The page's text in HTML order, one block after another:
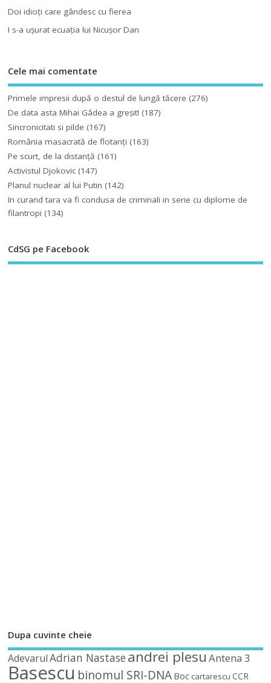
Doi idioţi care gândesc cu fierea
I s-a uşurat ecuaţia lui Nicuşor Dan
Cele mai comentate
Primele impresii după o destul de lungă tăcere (276)
De data asta Mihai Gâdea a greşit! (187)
Sincronicitati si pilde (167)
România masacrată de flotanţi (163)
Pe scurt, de la distanță (161)
Activistul Djokovic (147)
Planul nuclear al lui Putin (142)
In curand tara va fi condusa de criminali in serie cu diplome de
filantropi (134)
CdSG pe Facebook
Dupa cuvinte cheie
Adevarul Adrian Nastaseandrei plesuAntena 3
Basescu binomul SRI-DNA Boc cartarescu CCR